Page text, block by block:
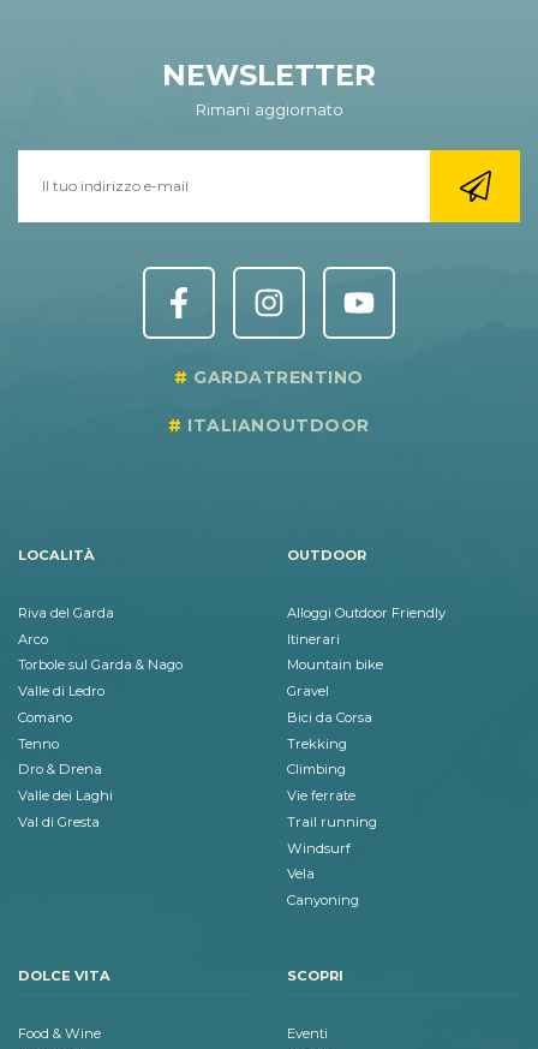
NEWSLETTER
Rimani aggiornato
GARDATRENTINO
ITALIANOUTDOOR
LOCALITÀ
Riva del Garda
Arco
Torbole sul Garda & Nago
Valle di Ledro
Comano
Tenno
Dro & Drena
Valle dei Laghi
Val di Gresta
OUTDOOR
Alloggi Outdoor Friendly
Itinerari
Mountain bike
Gravel
Bici da Corsa
Trekking
Climbing
Vie ferrate
Trail running
Windsurf
Vela
Canyoning
DOLCE VITA
Food & Wine
SCOPRI
Eventi